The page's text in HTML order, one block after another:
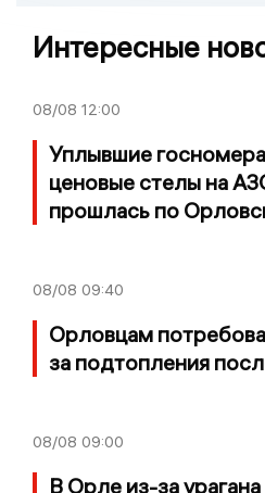
Интересные
08/08 12:00
Уплывшие
ценовые стелы на
прошлась по
08/08 09:40
Орловцам
за подтопления
08/08 09:00
В Орле из-за